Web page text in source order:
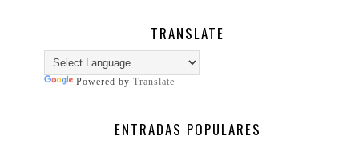
TRANSLATE
Powered by Translate
ENTRADAS POPULARES